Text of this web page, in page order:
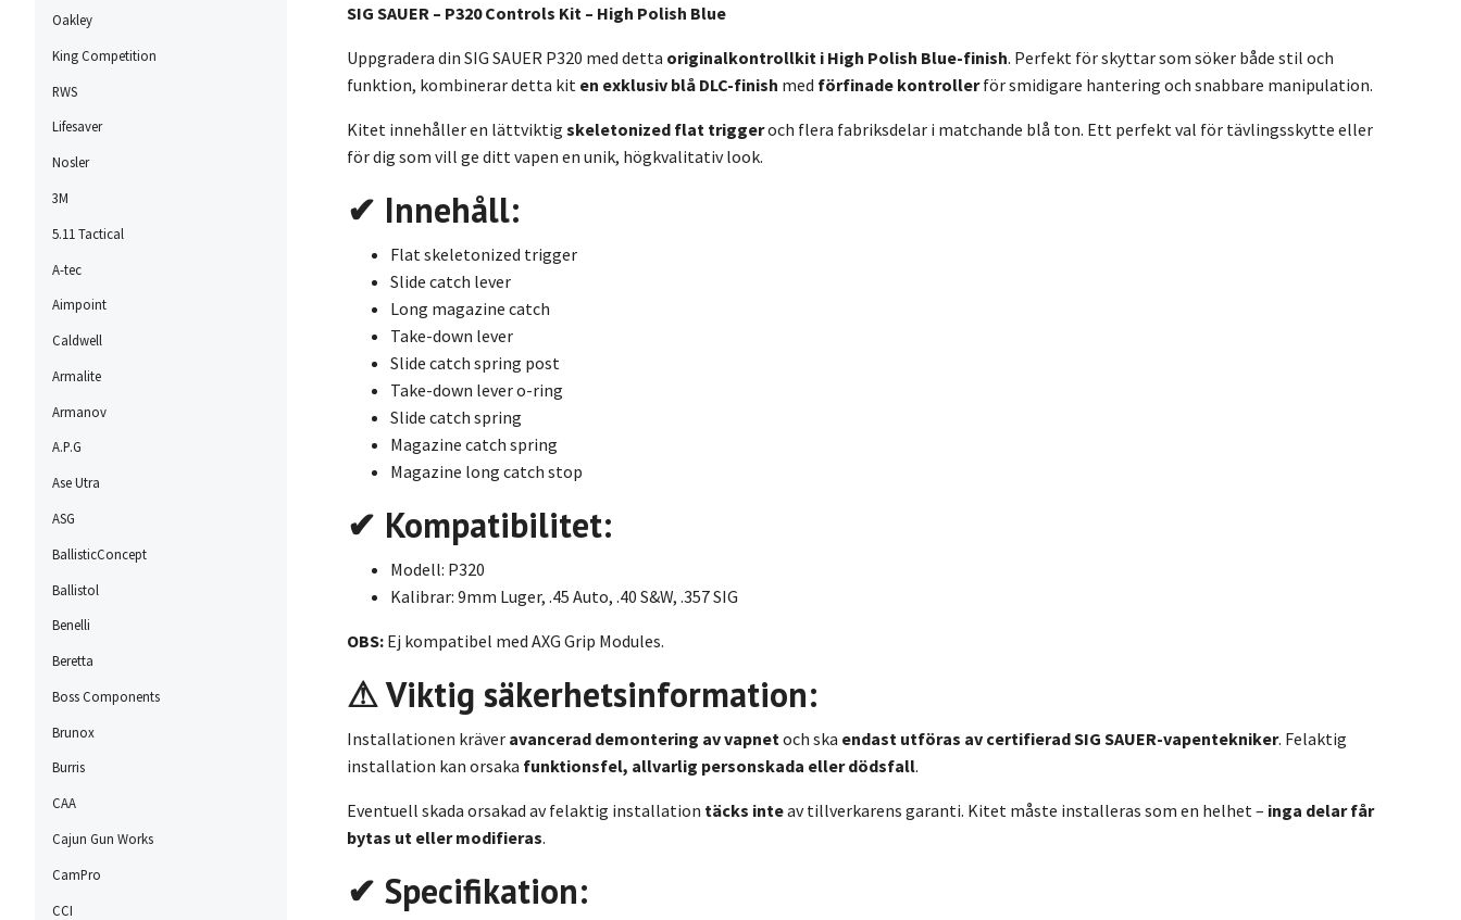
Oakley
King Competition
RWS
Lifesaver
Nosler
3M
5.11 Tactical
A-tec
Aimpoint
Caldwell
Armalite
Armanov
A.P.G
Ase Utra
ASG
BallisticConcept
Ballistol
Benelli
Beretta
Boss Components
Brunox
Burris
CAA
Cajun Gun Works
CamPro
CCI
SIG SAUER – P320 Controls Kit – High Polish Blue
Uppgradera din SIG SAUER P320 med detta originalkontrollkit i High Polish Blue-finish. Perfekt för skyttar som söker både stil och
funktion, kombinerar detta kit en exklusiv blå DLC-finish med förfinade kontrollerför smidigare hantering och snabbare manipulation.
Kitet innehåller en lättviktig skeletonized flat triggeroch flera fabriksdelar i matchande blå ton. Ett perfekt val för tävlingsskytte eller
för dig som vill ge ditt vapen en unik, högkvalitativ look.
✔ Innehåll:
Flat skeletonized trigger
Slide catch lever
Long magazine catch
Take-down lever
Slide catch spring post
Take-down lever o-ring
Slide catch spring
Magazine catch spring
Magazine long catch stop
✔ Kompatibilitet:
Modell: P320
Kalibrar: 9mm Luger, .45 Auto, .40 S&W, .357 SIG
OBS: Ej kompatibel med AXG Grip Modules.
⚠ Viktig säkerhetsinformation:
Installationen kräver avancerad demontering av vapnet och ska endast utföras av certifierad SIG SAUER-vapentekniker. Felaktig
installation kan orsaka funktionsfel, allvarlig personskada eller dödsfall.
Eventuell skada orsakad av felaktig installation täcks inteav tillverkarens garanti. Kitet måste installeras som en helhet – inga delar får
bytas ut eller modifieras.
✔ Specifikation: